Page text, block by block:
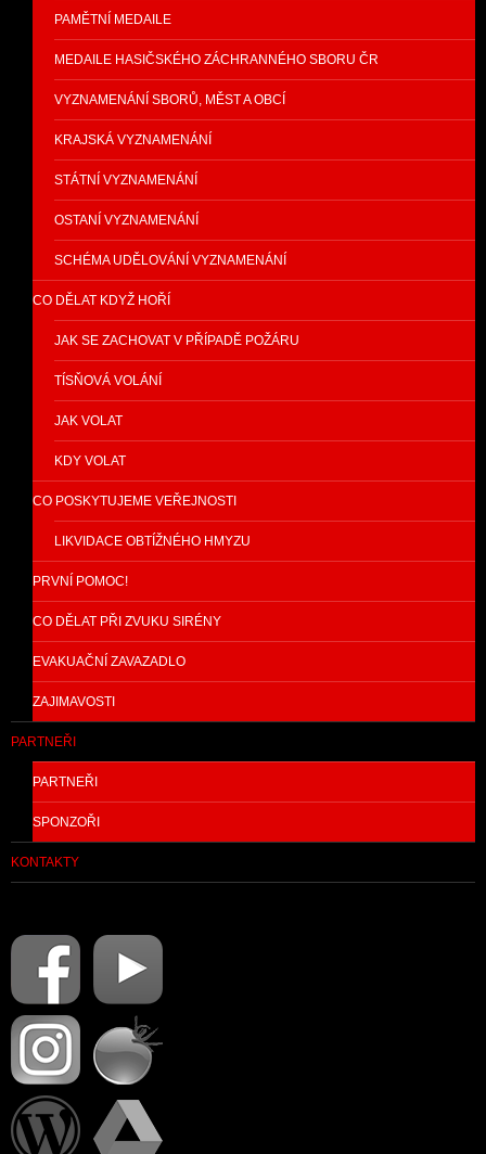
PAMĚTNÍ MEDAILE
MEDAILE HASIČSKÉHO ZÁCHRANNÉHO SBORU ČR
VYZNAMENÁNÍ SBORŮ, MĚST A OBCÍ
KRAJSKÁ VYZNAMENÁNÍ
STÁTNÍ VYZNAMENÁNÍ
OSTANÍ VYZNAMENÁNÍ
SCHÉMA UDĚLOVÁNÍ VYZNAMENÁNÍ
CO DĚLAT KDYŽ HOŘÍ
JAK SE ZACHOVAT V PŘÍPADĚ POŽÁRU
TÍSŇOVÁ VOLÁNÍ
JAK VOLAT
KDY VOLAT
CO POSKYTUJEME VEŘEJNOSTI
LIKVIDACE OBTÍŽNÉHO HMYZU
PRVNÍ POMOC!
CO DĚLAT PŘI ZVUKU SIRÉNY
EVAKUAČNÍ ZAVAZADLO
ZAJIMAVOSTI
PARTNEŘI
PARTNEŘI
SPONZOŘI
KONTAKTY